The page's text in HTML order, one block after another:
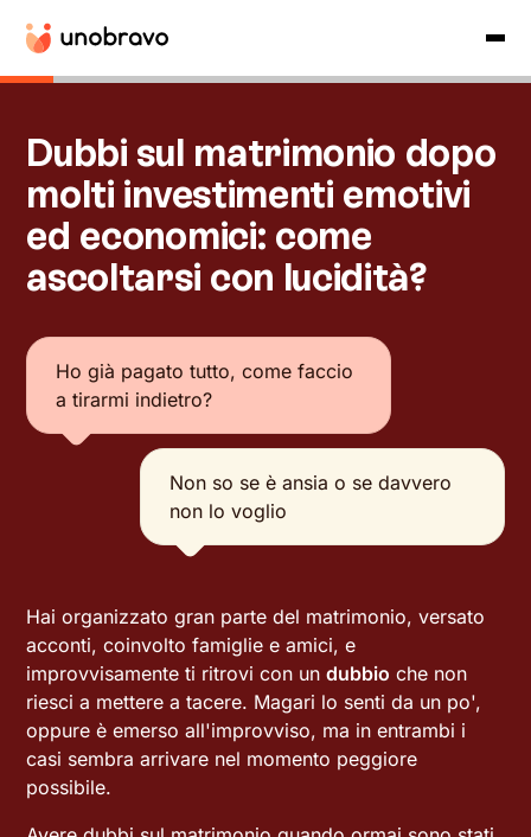
Dubbi sul matrimonio dopo
molti investimenti emotivi
ed economici: come
ascoltarsi con lucidità?
Ho già pagato tutto, come faccio
a tirarmi indietro?
Non so se è ansia o se davvero
non lo voglio
Hai organizzato gran parte del matrimonio, versato
acconti, coinvolto famiglie e amici, e
improvvisamente ti ritrovi con undubbio che non
riesci a mettere a tacere. Magari lo senti da un po',
oppure è emerso all'improvviso, ma in entrambi i
casi sembra arrivare nel momento peggiore
possibile.